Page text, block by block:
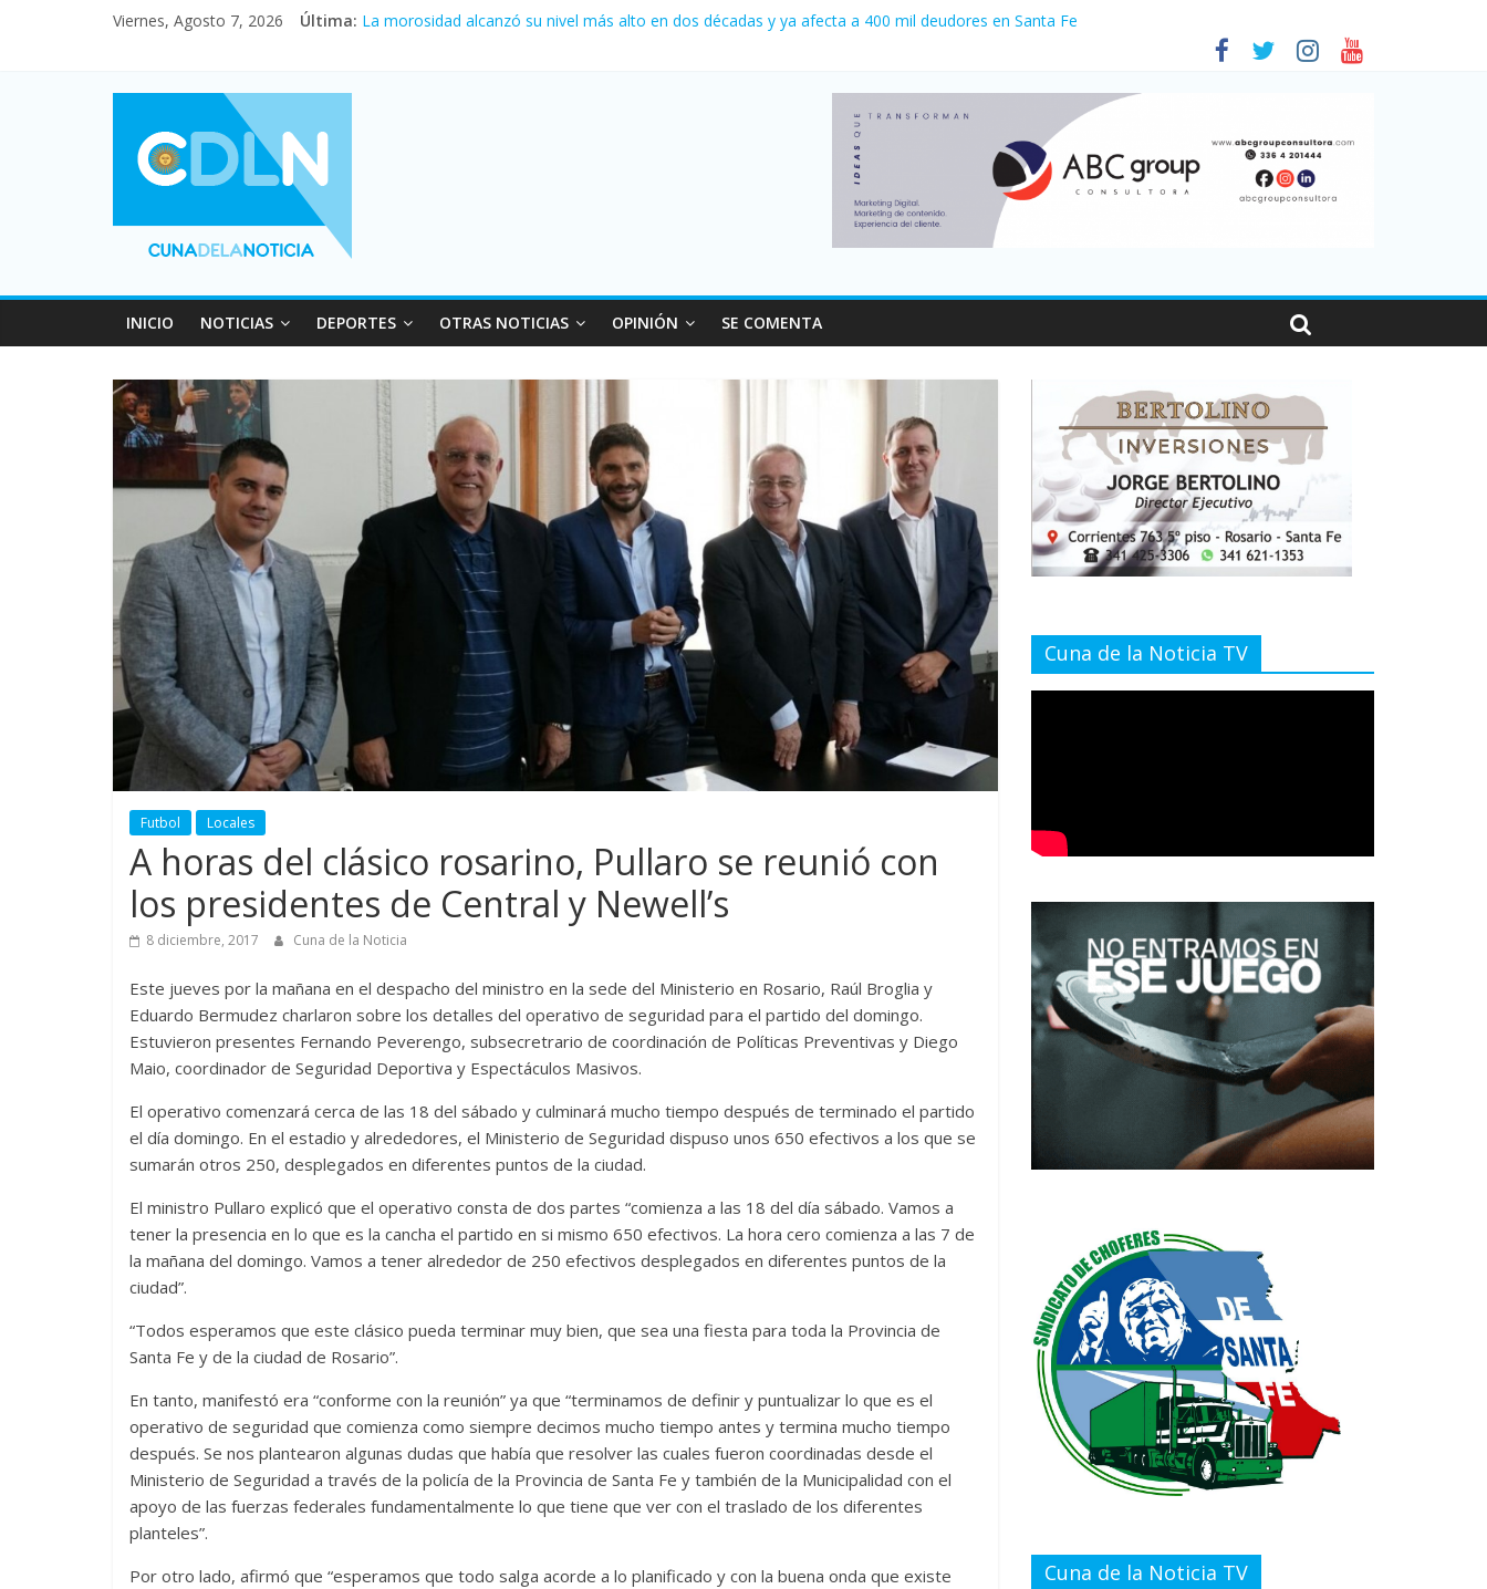
Viernes, Agosto 7, 2026 Última: La morosidad alcanzó su nivel más alto en dos décadas y ya afecta a 400 mil deudores en Santa Fe
Fuerte caída de la venta de autos usados en julio: bajó un 12,6% interanual
INICIO NOTICIAS DEPORTES OTRAS NOTICIAS OPINIÓN SE COMENTA
Futbol Locales
A horas del clásico rosarino, Pullaro se reunió con
los presidentes de Central y Newell’s
8 diciembre, 2017 Cuna de la Noticia
Este jueves por la mañana en el despacho del ministro en la sede del Ministerio en Rosario, Raúl Broglia y
Eduardo Bermudez charlaron sobre los detalles del operativo de seguridad para el partido del domingo.
Estuvieron presentes Fernando Peverengo, subsecretrario de coordinación de Políticas Preventivas y Diego
Maio, coordinador de Seguridad Deportiva y Espectáculos Masivos.
El operativo comenzará cerca de las 18 del sábado y culminará mucho tiempo después de terminado el partido
el día domingo. En el estadio y alrededores, el Ministerio de Seguridad dispuso unos 650 efectivos a los que se
sumarán otros 250, desplegados en diferentes puntos de la ciudad.
El ministro Pullaro explicó que el operativo consta de dos partes “comienza a las 18 del día sábado. Vamos a
tener la presencia en lo que es la cancha el partido en si mismo 650 efectivos. La hora cero comienza a las 7 de
la mañana del domingo. Vamos a tener alrededor de 250 efectivos desplegados en diferentes puntos de la
ciudad”.
“Todos esperamos que este clásico pueda terminar muy bien, que sea una fiesta para toda la Provincia de
Santa Fe y de la ciudad de Rosario”.
En tanto, manifestó era “conforme con la reunión” ya que “terminamos de definir y puntualizar lo que es el
operativo de seguridad que comienza como siempre decimos mucho tiempo antes y termina mucho tiempo
después. Se nos plantearon algunas dudas que había que resolver las cuales fueron coordinadas desde el
Ministerio de Seguridad a través de la policía de la Provincia de Santa Fe y también de la Municipalidad con el
apoyo de las fuerzas federales fundamentalmente lo que tiene que ver con el traslado de los diferentes
planteles”.
Por otro lado, afirmó que “esperamos que todo salga acorde a lo planificado y con la buena onda que existe
Cuna de la Noticia TV
Cuna de la Noticia TV